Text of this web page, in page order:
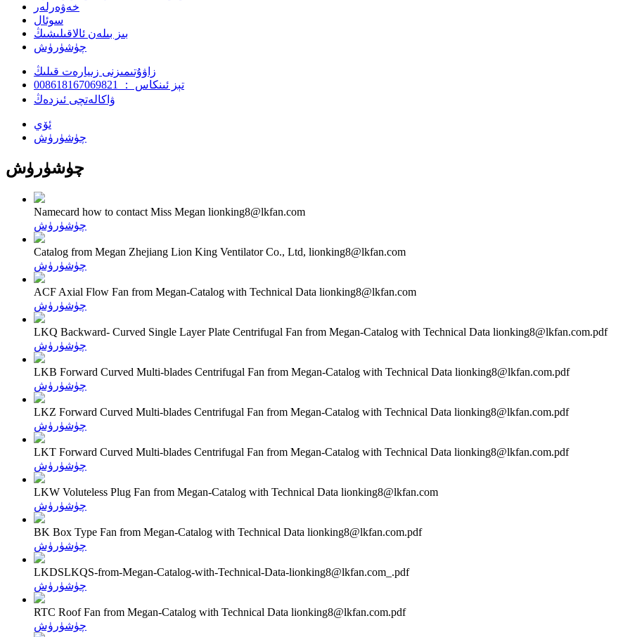
خەۋەرلەر
سوئال
بىز بىلەن ئالاقىلىشىڭ
چۈشۈرۈش
زاۋۇتىمىزنى زىيارەت قىلىڭ
تېز ئىنكاس ： 008618167069821
ۋاكالەتچى ئىزدەڭ
ئۆي
چۈشۈرۈش
چۈشۈرۈش
Namecard how to contact Miss Megan lionking8@lkfan.com
چۈشۈرۈش
Catalog from Megan Zhejiang Lion King Ventilator Co., Ltd, lionking8@lkfan.com
چۈشۈرۈش
ACF Axial Flow Fan from Megan-Catalog with Technical Data lionking8@lkfan.com
چۈشۈرۈش
LKQ Backward- Curved Single Layer Plate Centrifugal Fan from Megan-Catalog with Technical Data lionking8@lkfan.com.pdf
چۈشۈرۈش
LKB Forward Curved Multi-blades Centrifugal Fan from Megan-Catalog with Technical Data lionking8@lkfan.com.pdf
چۈشۈرۈش
LKZ Forward Curved Multi-blades Centrifugal Fan from Megan-Catalog with Technical Data lionking8@lkfan.com.pdf
چۈشۈرۈش
LKT Forward Curved Multi-blades Centrifugal Fan from Megan-Catalog with Technical Data lionking8@lkfan.com.pdf
چۈشۈرۈش
LKW Voluteless Plug Fan from Megan-Catalog with Technical Data lionking8@lkfan.com
چۈشۈرۈش
BK Box Type Fan from Megan-Catalog with Technical Data lionking8@lkfan.com.pdf
چۈشۈرۈش
LKDSLKQS-from-Megan-Catalog-with-Technical-Data-lionking8@lkfan.com_.pdf
چۈشۈرۈش
RTC Roof Fan from Megan-Catalog with Technical Data lionking8@lkfan.com.pdf
چۈشۈرۈش